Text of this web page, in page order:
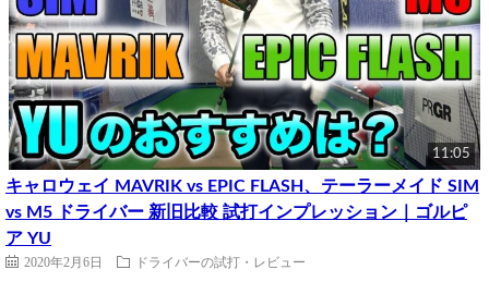
11:05
キャロウェイ MAVRIK vs EPIC FLASH、テーラーメイド SIM
vs M5 ドライバー 新旧比較 試打インプレッション｜ゴルピ
ア YU
2020年2月6日 ドライバーの試打・レビュー